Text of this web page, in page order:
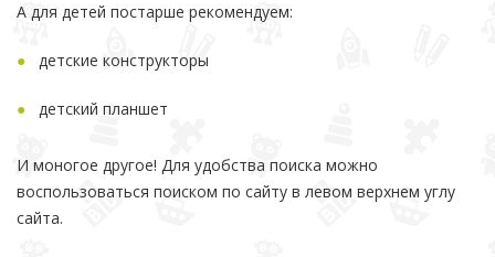
А для детей постарше рекомендуем:
детские конструкторы
детский планшет
И моногое другое! Для удобства поиска можно
воспользоваться поиском по сайту в левом верхнем углу
сайта.